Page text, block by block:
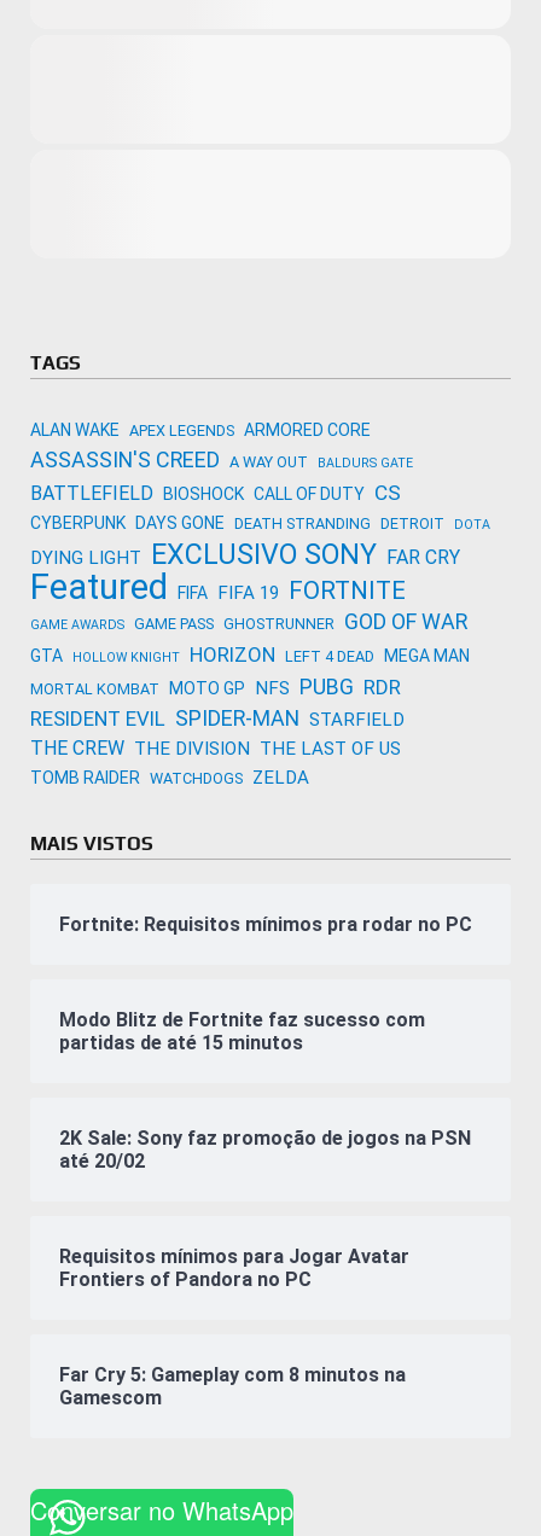
TAGS
ALAN WAKE APEX LEGENDS ARMORED CORE
ASSASSIN'S CREED A WAY OUT BALDURS GATE
BATTLEFIELD BIOSHOCK CALL OF DUTY CS
CYBERPUNK DAYS GONE DEATH STRANDING DETROIT DOTA
DYING LIGHT EXCLUSIVO SONY FAR CRY
Featured FIFA FIFA 19 FORTNITE
GAME AWARDS GAME PASS GHOSTRUNNER GOD OF WAR
GTA HOLLOW KNIGHT HORIZON LEFT 4 DEAD MEGA MAN
MORTAL KOMBAT MOTO GP NFS PUBG RDR
RESIDENT EVIL SPIDER-MAN STARFIELD
THE CREW THE DIVISION THE LAST OF US
TOMB RAIDER WATCHDOGS ZELDA
MAIS VISTOS
Fortnite: Requisitos mínimos pra rodar no PC
Modo Blitz de Fortnite faz sucesso com
partidas de até 15 minutos
2K Sale: Sony faz promoção de jogos na PSN
até 20/02
Requisitos mínimos para Jogar Avatar
Frontiers of Pandora no PC
Far Cry 5: Gameplay com 8 minutos na
Gamescom
Conversar no WhatsApp